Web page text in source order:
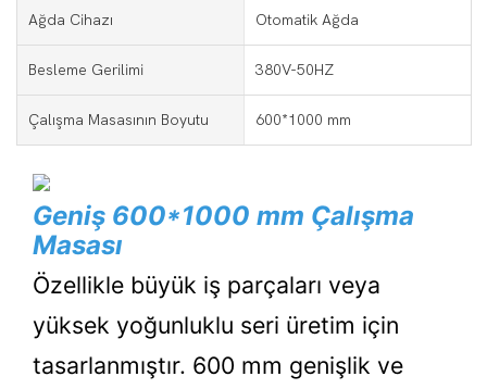
Ağda Cihazı Otomatik Ağda
Besleme Gerilimi 380V-50HZ
Çalışma Masasının Boyutu 600*1000 mm
Geniş 600*1000 mm Çalışma
Masası
Özellikle büyük iş parçaları veya
yüksek yoğunluklu seri üretim için
tasarlanmıştır. 600 mm genişlik ve